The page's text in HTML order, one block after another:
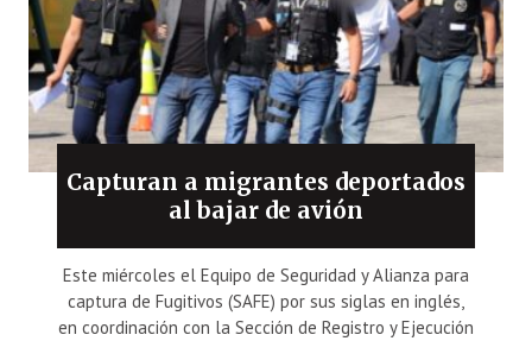
Capturan a migrantes deportados
al bajar de avión
Este miércoles el Equipo de Seguridad y Alianza para
captura de Fugitivos (SAFE) por sus siglas en inglés,
en coordinación con la Sección de Registro y Ejecución